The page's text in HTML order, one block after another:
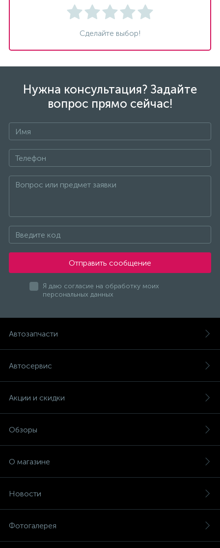
Сделайте выбор!
Нужна консультация? Задайте
вопрос прямо сейчас!
Отправить сообщение
Я даю согласие на обработку моих
персональных данных
Автозапчасти
Автосервис
Акции и скидки
Обзоры
О магазине
Новости
Фотогалерея